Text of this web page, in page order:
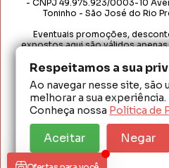
Respeitamos a sua
Ao navegar nesse site, são
melhorar a sua experiência.
Conheça nossa Política de
Aceitar Negar
- CNPJ 49.975.923/0003-10
Toninho - São José do Rio
Eventuais promoções,
expostos aqui são válidos
Loja. É proibida a utilização total
Em caso de divergência de
Carrinho de Compras. Preços
exclusivos para compras via
término de nossos estoques
análise e